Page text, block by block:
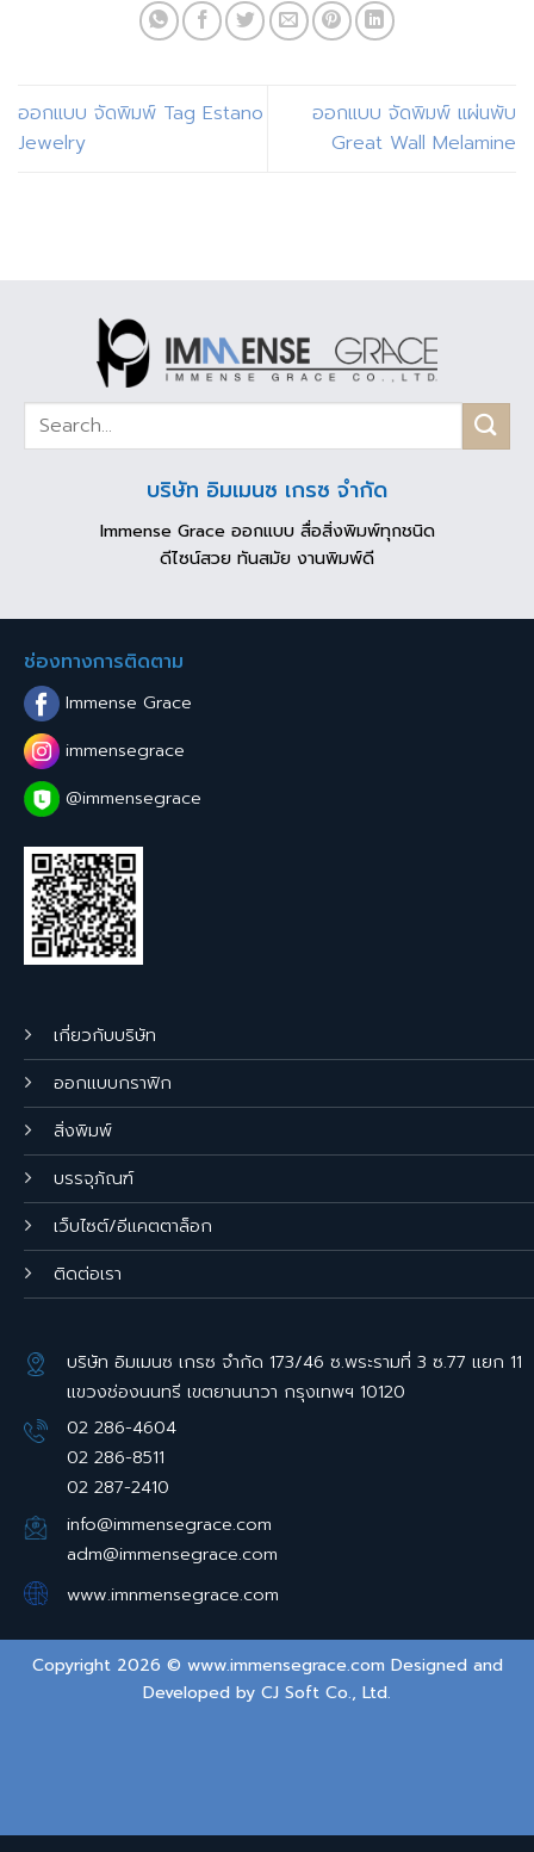
ออกแบบ จัดพิมพ์ Tag Estano
Jewelry
ออกแบบ จัดพิมพ์ แผ่นพับ
Great Wall Melamine
บริษัท อิมเมนซ เกรซ จำกัด
Immense Grace ออกแบบ สื่อสิ่งพิมพ์ทุกชนิด
ดีไซน์สวย ทันสมัย งานพิมพ์ดี
เกี่ยวกับบริษัท
ออกแบบกราฟิก
สิ่งพิมพ์
บรรจุภัณฑ์
เว็บไซต์/อีแคตตาล็อก
ติดต่อเรา
บริษัท อิมเมนซ เกรซ จำกัด 173/46 ซ.พระรามที่ 3 ซ.77 แยก 11
แขวงช่องนนทรี เขตยานนาวา กรุงเทพฯ 10120
02 286-4604
02 286-8511
02 287-2410
info@immensegrace.com
adm@immensegrace.com
www.imnmensegrace.com
ช่องทางการติดตาม
Immense Grace
immensegrace
@immensegrace
Copyright 2026 © www.immensegrace.com Designed and
Developed by CJ Soft Co., Ltd.